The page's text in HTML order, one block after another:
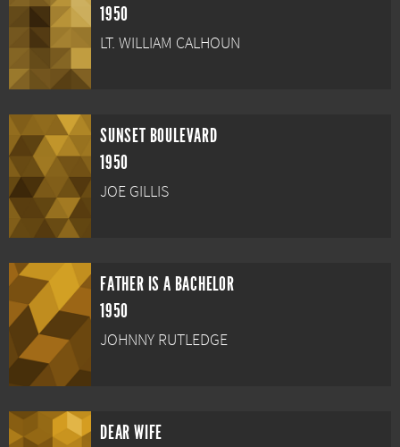
1950
LT. WILLIAM CALHOUN
SUNSET BOULEVARD
1950
JOE GILLIS
FATHER IS A BACHELOR
1950
JOHNNY RUTLEDGE
DEAR WIFE